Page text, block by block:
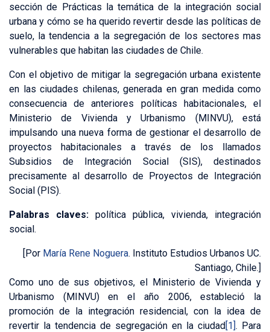
sección de Prácticas la temática de la integración social
urbana y cómo se ha querido revertir desde las políticas de
suelo, la tendencia a la segregación de los sectores mas
vulnerables que habitan las ciudades de Chile.
Con el objetivo de mitigar la segregación urbana existente
en las ciudades chilenas, generada en gran medida como
consecuencia de anteriores políticas habitacionales, el
Ministerio de Vivienda y Urbanismo (MINVU), está
impulsando una nueva forma de gestionar el desarrollo de
proyectos habitacionales a través de los llamados
Subsidios de Integración Social (SIS), destinados
precisamente al desarrollo de Proyectos de Integración
Social (PIS).
Palabras claves: política pública, vivienda, integración
social.
[Por María Rene Noguera. Instituto Estudios Urbanos UC.
Santiago, Chile.]
Como uno de sus objetivos, el Ministerio de Vivienda y
Urbanismo (MINVU) en el año 2006, estableció la
promoción de la integración residencial, con la idea de
revertir la tendencia de segregación en la ciudad[1]. Para